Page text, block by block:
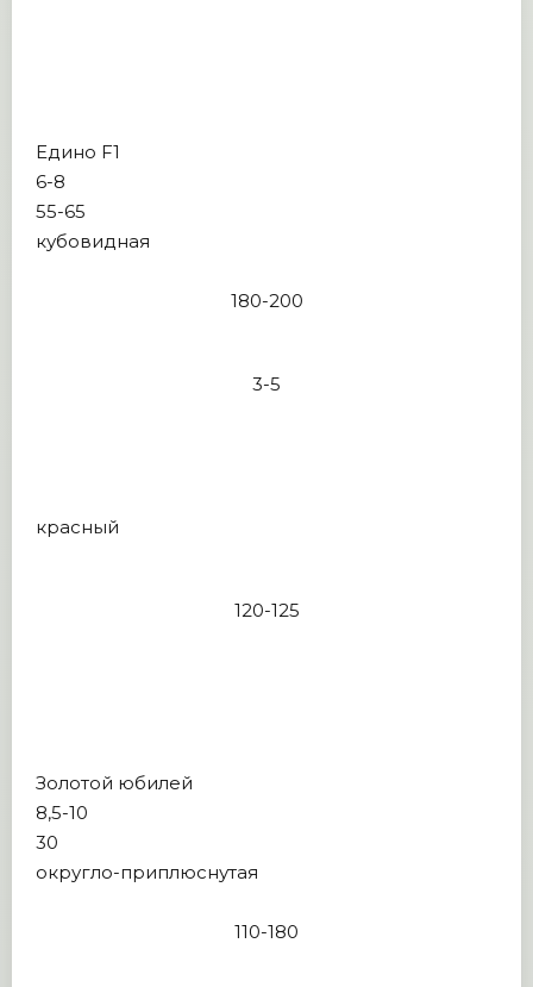
Едино F1
6-8
55-65
кубовидная
180-200
3-5
красный
120-125
Золотой юбилей
8,5-10
30
округло-приплюснутая
110-180